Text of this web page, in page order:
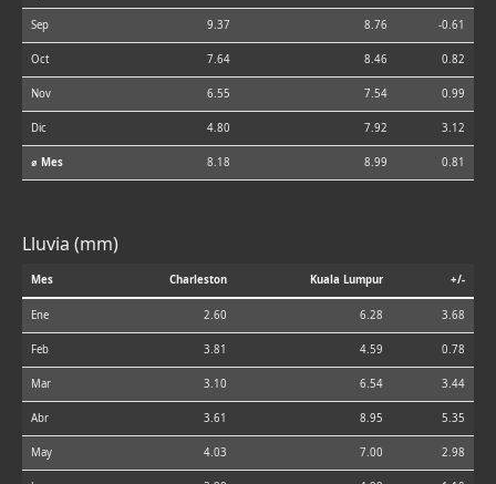
Sep 9.37 8.76 -0.61
Oct 7.64 8.46 0.82
Nov 6.55 7.54 0.99
Dic 4.80 7.92 3.12
⌀ Mes 8.18 8.99 0.81
Lluvia (mm)
Mes Charleston Kuala Lumpur +/-
Ene 2.60 6.28 3.68
Feb 3.81 4.59 0.78
Mar 3.10 6.54 3.44
Abr 3.61 8.95 5.35
May 4.03 7.00 2.98